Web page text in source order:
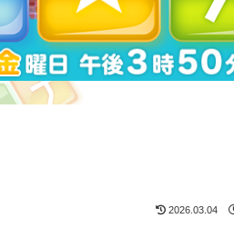
2026.03.04